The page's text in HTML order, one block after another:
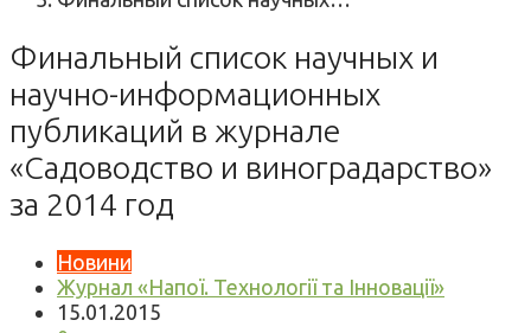
Финальный список научных и
научно-информационных
публикаций в журнале
«Садоводство и виноградарство»
за 2014 год
Новини
Журнал «Напої. Технології та Інновації»
15.01.2015